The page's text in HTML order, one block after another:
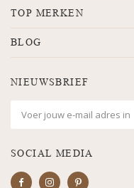
TOP MERKEN
BLOG
NIEUWSBRIEF
SOCIAL MEDIA